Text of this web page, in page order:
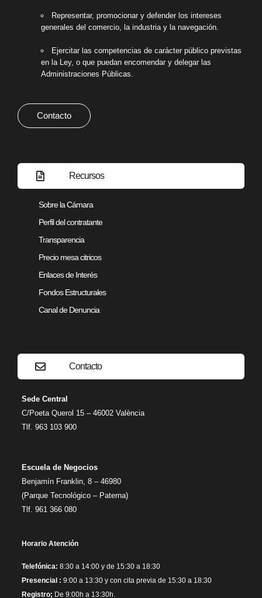
Representar, promocionar y defender los intereses
generales del comercio, la industria y la navegación.
Ejercitar las competencias de carácter público previstas
en la Ley, o que puedan encomendar y delegar las
Administraciones Públicas.
Contacto
Recursos
Sobre la Cámara
Perfil del contratante
Transparencia
Precio mesa citricos
Enlaces de Interés
Fondos Estructurales
Canal de Denuncia
Contacto
Sede Central
C/Poeta Querol 15 – 46002 València
Tlf. 963 103 900
Escuela de Negocios
Benjamín Franklin, 8 – 46980
(Parque Tecnológico – Paterna)
Tlf. 961 366 080
Horario Atención
Telefónica: 8:30 a 14:00 y de 15:30 a 18:30
Presencial : 9:00 a 13:30 y con cita previa de 15:30 a 18:30
Registro; De 9:00h a 13:30h.